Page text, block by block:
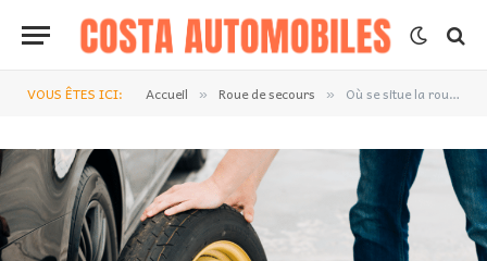
VOUS ÊTES ICI: Accueil » Roue de secours » Où se situe la roue de secours sur ma Opel Adam ?